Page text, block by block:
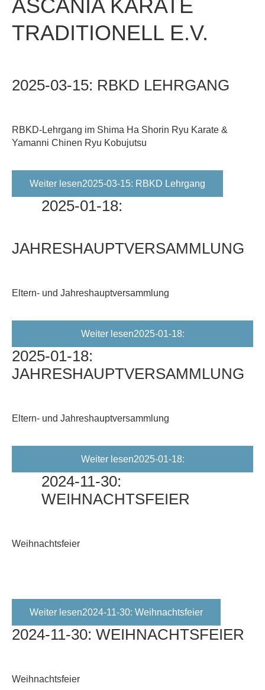
ASCANIA KARATE
TRADITIONELL E.V.
2025-03-15: RBKD LEHRGANG
RBKD-Lehrgang im Shima Ha Shorin Ryu Karate &
Yamanni Chinen Ryu Kobujutsu
Weiter lesen2025-03-15: RBKD Lehrgang
2025-01-18:
JAHRESHAUPTVERSAMMLUNG
Eltern- und Jahreshauptversammlung
Weiter lesen2025-01-18:
Jahreshauptversammlung
2025-01-18:
JAHRESHAUPTVERSAMMLUNG
Eltern- und Jahreshauptversammlung
Weiter lesen2025-01-18:
Jahreshauptversammlung
2024-11-30:
WEIHNACHTSFEIER
Weihnachtsfeier
Weiter lesen2024-11-30: Weihnachtsfeier
2024-11-30: WEIHNACHTSFEIER
Weihnachtsfeier